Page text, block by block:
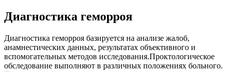
Диагностика геморроя
Диагностика геморроя базируется на анализе жалоб,
анамнестических данных, результатах объективного и
вспомогательных методов исследования.Проктологическое
обследование выполняют в различных положениях больного.